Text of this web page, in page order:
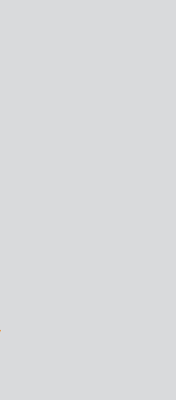
erledigt.
konnte ich
und
tolle
jeden Fall
empfehle die